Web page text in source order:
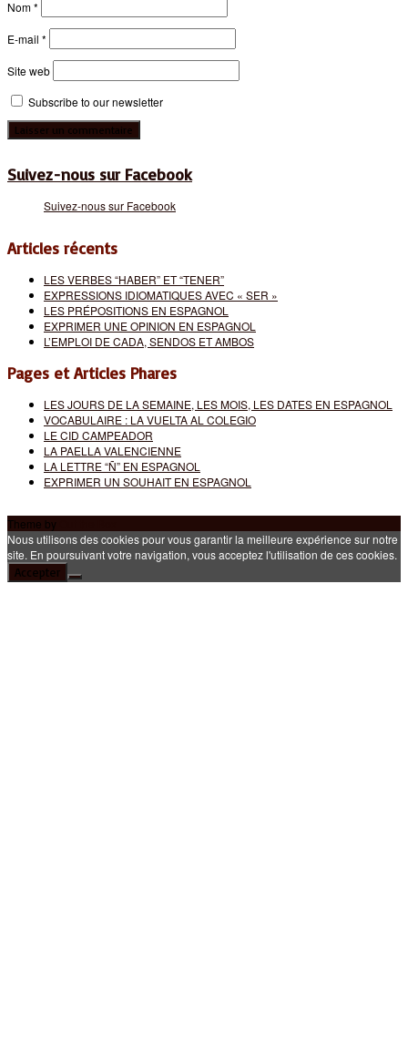
Nom*
E-mail *
Site web
Subscribe to our newsletter
Suivez-nous sur Facebook
Suivez-nous sur Facebook
Articles récents
LES VERBES “HABER” ET “TENER”
EXPRESSIONS IDIOMATIQUES AVEC « SER »
LES PRÉPOSITIONS EN ESPAGNOL
EXPRIMER UNE OPINION EN ESPAGNOL
L’EMPLOI DE CADA, SENDOS ET AMBOS
Pages et Articles Phares
LES JOURS DE LA SEMAINE, LES MOIS, LES DATES EN ESPAGNOL
VOCABULAIRE : LA VUELTA AL COLEGIO
LE CID CAMPEADOR
LA PAELLA VALENCIENNE
LA LETTRE “Ñ” EN ESPAGNOL
EXPRIMER UN SOUHAIT EN ESPAGNOL
Theme by
Nous utilisons des cookies pour vous garantir la meilleure expérience sur notre
site. En poursuivant votre navigation, vous acceptez l'utilisation de ces cookies.
Accepter